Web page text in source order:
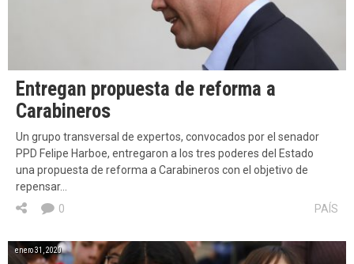
Entregan propuesta de reforma a
Carabineros
Un grupo transversal de expertos, convocados por el senador
PPD Felipe Harboe, entregaron a los tres poderes del Estado
una propuesta de reforma a Carabineros con el objetivo de
repensar…
PAÍS
0
enero 31, 2020